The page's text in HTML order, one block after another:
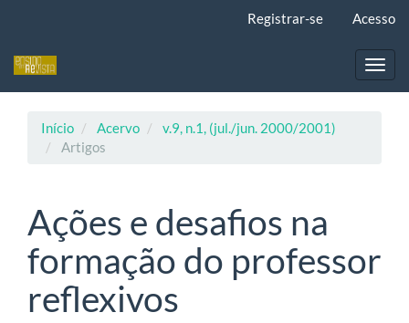
principal
Registrar-se Acesso
Início Acervo
v.9, n.1, (jul./jun. 2000/2001)
Artigos
Ações e desafios na
formação do professor
reflexivos